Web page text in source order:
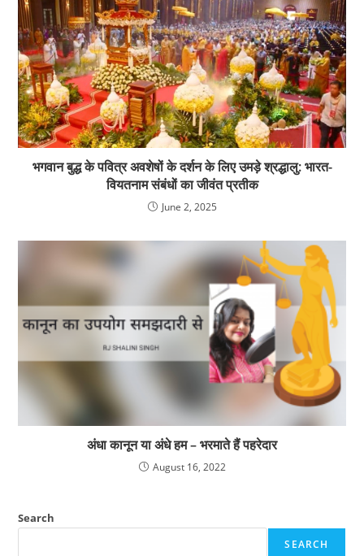
भगवान बुद्ध के पवित्र अवशेषों के दर्शन के लिए उमड़े श्रद्धालु: भारत-
वियतनाम संबंधों का जीवंत प्रतीक
June 2, 2025
अंधा कानून या अंधे हम – भरमाते हैं पहरेदार
August 16, 2022
Search
SEARCH